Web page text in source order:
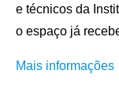
e técnicos da
o espaço já
Mais informações